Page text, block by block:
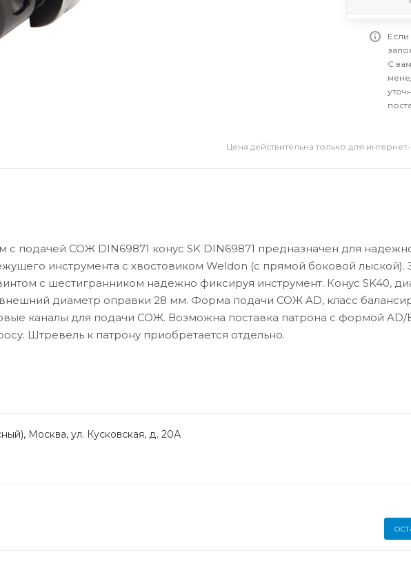
Если
С
Цена действительна только для
с подачей СОЖ DIN69871 конус SK DIN69871 предназначен для
инструмента с хвостовиком Weldon (с прямой боковой лыской).
с шестигранником надежно фиксируя инструмент. Конус SK40,
диаметр оправки 28 мм. Форма подачи СОЖ AD, класс
каналы для подачи СОЖ. Возможна поставка патрона с формой AD/
Штревель к патрону приобретается отдельно.
Москва, ул. Кусковская, д. 20А